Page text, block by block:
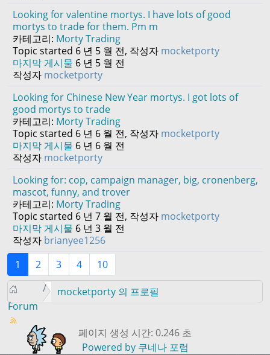
Looking for valentine mortys. I have lots of good
mortys to trade for them. Pm m
카테고리: Morty Trading
Topic started 6 년 5 월 전, 작성자 mocketporty
마지막 게시물 6 년 5 월 전
작성자 mocketporty
Looking for Chinese New Year mortys. I got lots of
good mortys to trade
카테고리: Morty Trading
Topic started 6 년 6 월 전, 작성자 mocketporty
마지막 게시물 6 년 6 월 전
작성자 mocketporty
Looking for: cop, campaign manager, big, cronenberg,
mascot, funny, and trover
카테고리: Morty Trading
Topic started 6 년 7 월 전, 작성자 mocketporty
마지막 게시물 6 년 3 월 전
작성자 brianyee1256
1
2 3 4 10
Forum
mocketporty 의 프로필
페이지 생성 시간: 0.246 초
Powered by 쿠네나 포럼